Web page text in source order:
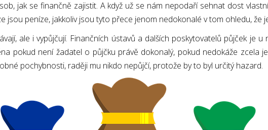
jak se finančně zajistit. A když už se nám nepodaří sehnat dost
jsou peníze, jakkoliv jsou tyto přece jenom nedokonalé v tom ohledu, že
ale i vypůjčují. Finančních ústavů a dalších poskytovatelů půjček je
pokud není žadatel o půjčku právě dokonalý, pokud nedokáže zcela
pochybnosti, raději mu nikdo nepůjčí, protože by to byl určitý hazard.